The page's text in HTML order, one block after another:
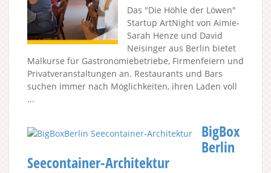
Das "Die Höhle der Löwen"
Startup ArtNight von Aimie-
Sarah Henze und David
Neisinger aus Berlin bietet
Malkurse für Gastronomiebetriebe, Firmenfeiern und
Privatveranstaltungen an. Restaurants und Bars
suchen immer nach Möglichkeiten, ihren Laden voll
...
BigBox
Berlin
Seecontainer-Architektur